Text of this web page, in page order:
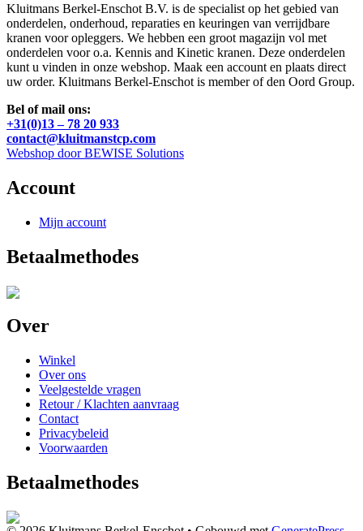
Kluitmans Berkel-Enschot B.V. is de specialist op het gebied van
onderdelen, onderhoud, reparaties en keuringen van verrijdbare
kranen voor opleggers. We hebben een groot magazijn vol met
onderdelen voor o.a. Kennis and Kinetic kranen. Deze onderdelen
kunt u vinden in onze webshop. Maak een account en plaats direct
uw order. Kluitmans Berkel-Enschot is member of den Oord Group.
Bel of mail ons:
+31(0)13 – 78 20 933
contact@kluitmanstcp.com
Webshop door BEWISE Solutions
Account
Mijn account
Betaalmethodes
Over
Winkel
Over ons
Veelgestelde vragen
Retour / Klachten aanvraag
Contact
Privacybeleid
Voorwaarden
Betaalmethodes